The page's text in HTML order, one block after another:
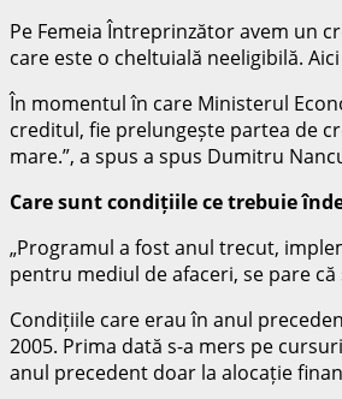
Pe Femeia Întreprinzător avem un
care este o cheltuială neeligibilă.
În momentul în care Ministerul
creditul, fie prelungește partea de
mare.”, a spus a spus Dumitru
Care sunt condițiile ce trebuie
„Programul a fost anul trecut,
pentru mediul de afaceri, se pare
Condițiile care erau în anul
2005. Prima dată s-a mers pe
anul precedent doar la alocație